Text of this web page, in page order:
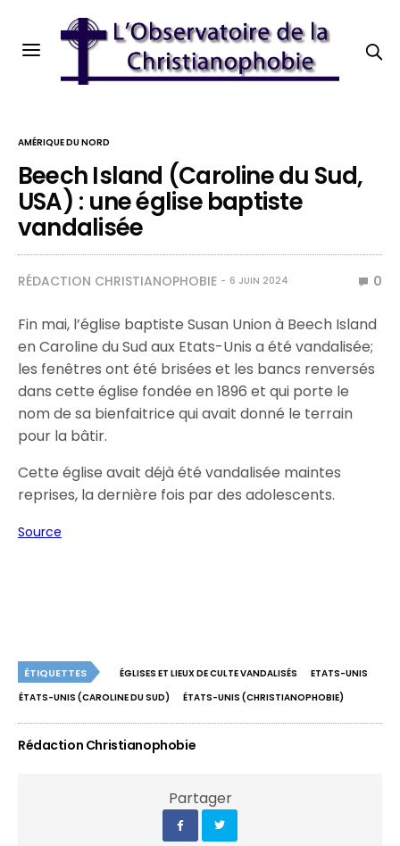
AMÉRIQUE DU NORD
Beech Island (Caroline du Sud,
USA) : une église baptiste
vandalisée
RÉDACTION CHRISTIANOPHOBIE 6 JUIN 2024 0
Fin mai, l’église baptiste Susan Union à Beech Island
en Caroline du Sud aux Etats-Unis a été vandalisée;
les fenêtres ont été brisées et les bancs renversés
dans cette église fondée en 1896 et qui porte le
nom de sa bienfaitrice qui avait donné le terrain
pour la bâtir.
Cette église avait déjà été vandalisée maintes
reprises, la dernière fois par des adolescents.
Source
ÉTIQUETTES ÉGLISES ET LIEUX DE CULTE VANDALISÉS
ETATS-UNIS
ÉTATS-UNIS (CAROLINE DU SUD)
ÉTATS-UNIS (CHRISTIANOPHOBIE)
Rédaction Christianophobie
Partager